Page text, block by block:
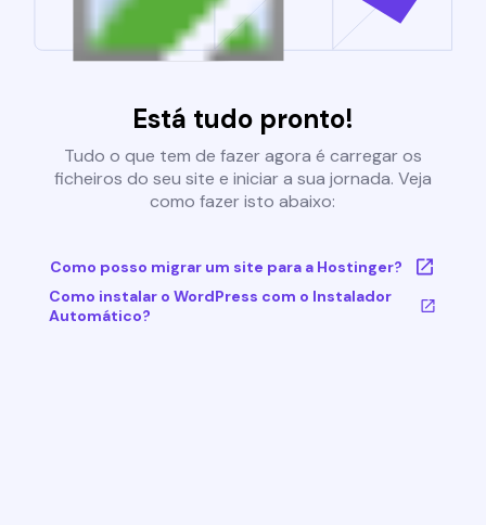
Está tudo pronto!
Tudo o que tem de fazer agora é carregar os
ficheiros do seu site e iniciar a sua jornada. Veja
como fazer isto abaixo:
Como posso migrar um site para a Hostinger?
Como instalar o WordPress com o Instalador
Automático?